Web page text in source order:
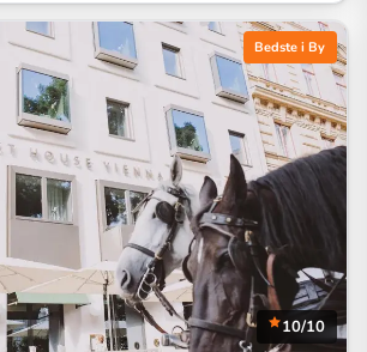
Bedste i By
10/10